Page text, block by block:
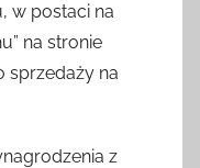
w postaci na
na stronie
sprzedaży na
z